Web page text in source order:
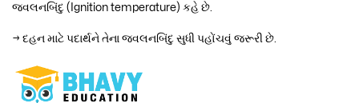
જ્વલનબિંદુ (Ignition temperature) કહે છે.
→ દહન માટે પદાર્થને તેના જ્વલનબિંદુ સુધી પહોંચવું જરૂરી છે.